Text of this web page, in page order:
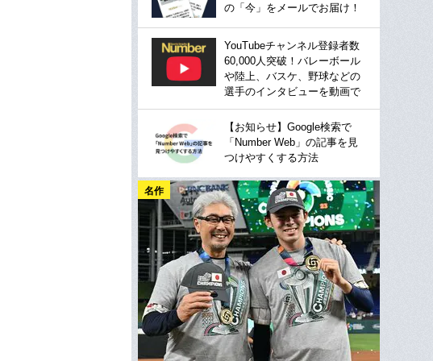
の「今」をメールでお届け！
YouTubeチャンネル登録者数
60,000人突破！バレーボール
や陸上、バスケ、野球などの
選手のインタビューを動画で
【お知らせ】Google検索で
「Number Web」の記事を見
つけやすくする方法
名作